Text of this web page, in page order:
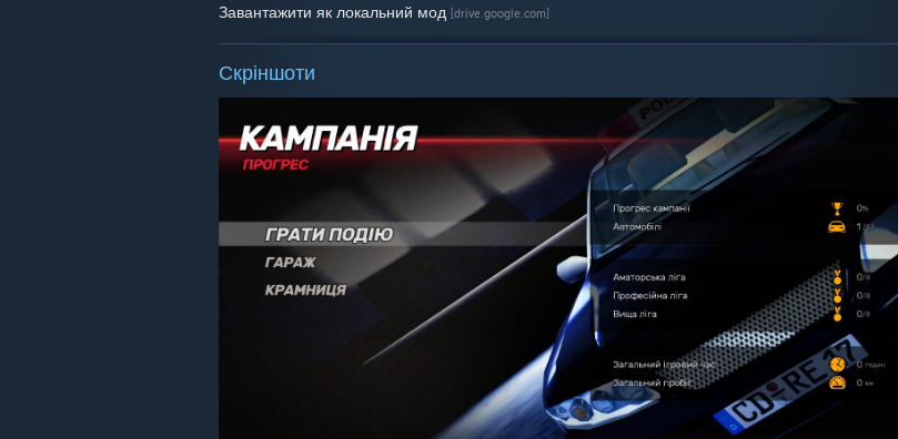
Завантажити як локальний мод [drive.google.com]
Скріншоти